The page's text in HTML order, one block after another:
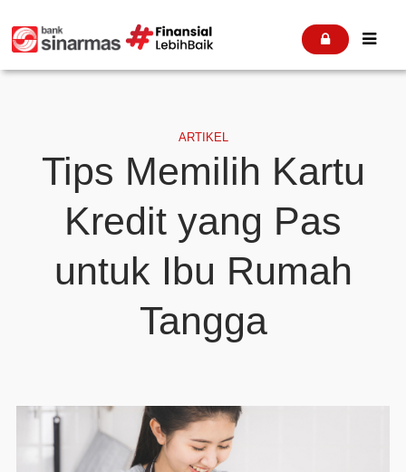
 
ARTIKEL
Tips Memilih Kartu
Kredit yang Pas
untuk Ibu Rumah
Tangga